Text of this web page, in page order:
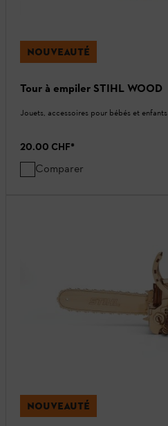
NOUVEAUTÉ
Tour à empiler STIHL WOOD
Jouets, accessoires pour bébés et enfants
20.00 CHF*
Comparer
NOUVEAUTÉ